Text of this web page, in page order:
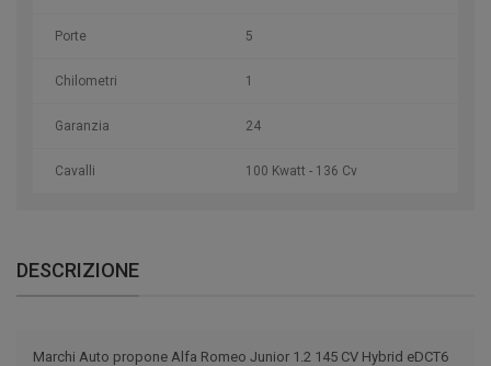
Porte 5
Chilometri 1
Garanzia 24
Cavalli 100 Kwatt - 136 Cv
DESCRIZIONE
Marchi Auto propone Alfa Romeo Junior 1.2 145 CV Hybrid eDCT6